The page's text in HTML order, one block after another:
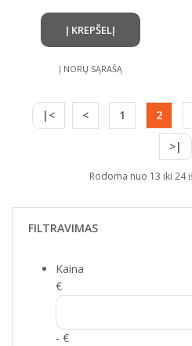
Į KREPŠELĮ
Į NORŲ SĄRAŠĄ
|< < 1 2
>|
Rodoma nuo 13 iki 24
FILTRAVIMAS
Kaina
€
- €